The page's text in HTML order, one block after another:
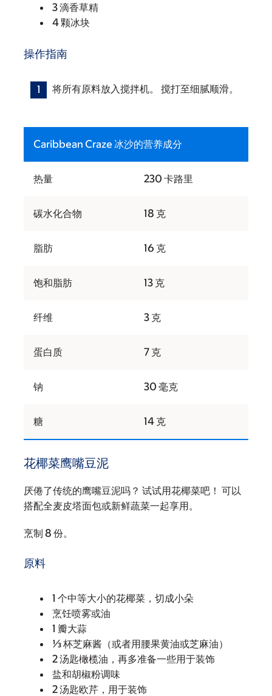
3 滴香草精
4 颗冰块
操作指南
将所有原料放入搅拌机。 搅打至细腻顺滑。
Caribbean Craze 冰沙的营养成分
热量 230 卡路里
碳水化合物 18 克
脂肪 16 克
饱和脂肪 13 克
纤维 3 克
蛋白质 7 克
钠 30 毫克
糖 14 克
花椰菜鹰嘴豆泥
厌倦了传统的鹰嘴豆泥吗？ 试试用花椰菜吧！ 可以
搭配全麦皮塔面包或新鲜蔬菜一起享用。
烹制 8 份。
原料
1 个中等大小的花椰菜，切成小朵
烹饪喷雾或油
1 瓣大蒜
⅓ 杯芝麻酱（或者用腰果黄油或芝麻油）
2 汤匙橄榄油，再多准备一些用于装饰
盐和胡椒粉调味
2 汤匙欧芹，用于装饰